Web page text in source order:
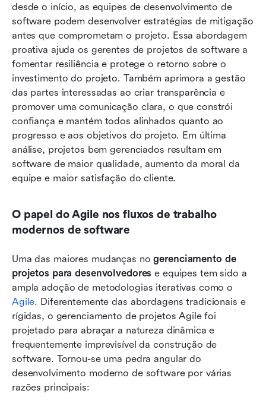
desde o início, as equipes de desenvolvimento de
software podem desenvolver estratégias de mitigação
antes que comprometam o projeto. Essa abordagem
proativa ajuda os gerentes de projetos de software a
fomentar resiliência e protege o retorno sobre o
investimento do projeto. Também aprimora a gestão
das partes interessadas ao criar transparência e
promover uma comunicação clara, o que constrói
confiança e mantém todos alinhados quanto ao
progresso e aos objetivos do projeto. Em última
análise, projetos bem gerenciados resultam em
software de maior qualidade, aumento da moral da
equipe e maior satisfação do cliente.
O papel do Agile nos fluxos de trabalho
modernos de software
Uma das maiores mudanças no gerenciamento de
projetos para desenvolvedores e equipes tem sido a
Agile. Diferentemente das abordagens tradicionais e
rígidas, o gerenciamento de projetos Agile foi
projetado para abraçar a natureza dinâmica e
frequentemente imprevisível da construção de
software. Tornou-se uma pedra angular do
desenvolvimento moderno de software por várias
razões principais: